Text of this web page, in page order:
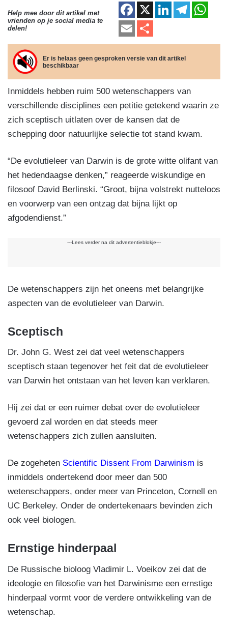
Help mee door dit artikel met
vrienden op je social media te
delen!
F
a
c
e
b
o
o
k
X
Li
k
e
dI
n
T
e
a
m
at
A
p
E
m
ail
el
e
n
Er is helaas geen gesproken versie van dit artikel
beschikbaar
Inmiddels hebben ruim 500 wetenschappers van
verschillende disciplines een petitie getekend waarin ze
zich sceptisch uitlaten over de kansen dat de
schepping door natuurlijke selectie tot stand kwam.
“De evolutieleer van Darwin is de grote witte olifant van
het hedendaagse denken,” reageerde wiskundige en
filosoof David Berlinski. “Groot, bijna volstrekt nutteloos
en voorwerp van een ontzag dat bijna lijkt op
afgodendienst.”
---Lees verder na dit advertentieblokje---
De wetenschappers zijn het oneens met belangrijke
aspecten van de evolutieleer van Darwin.
Sceptisch
Dr. John G. West zei dat veel wetenschappers
sceptisch staan tegenover het feit dat de evolutieleer
van Darwin het ontstaan van het leven kan verklaren.
Hij zei dat er een ruimer debat over de evolutieleer
gevoerd zal worden en dat steeds meer
wetenschappers zich zullen aansluiten.
De zogeheten Scientific Dissent From Darwinism is
inmiddels ondertekend door meer dan 500
wetenschappers, onder meer van Princeton, Cornell en
UC Berkeley. Onder de ondertekenaars bevinden zich
ook veel biologen.
Ernstige hinderpaal
De Russische bioloog Vladimir L. Voeikov zei dat de
ideologie en filosofie van het Darwinisme een ernstige
hinderpaal vormt voor de verdere ontwikkeling van de
wetenschap.